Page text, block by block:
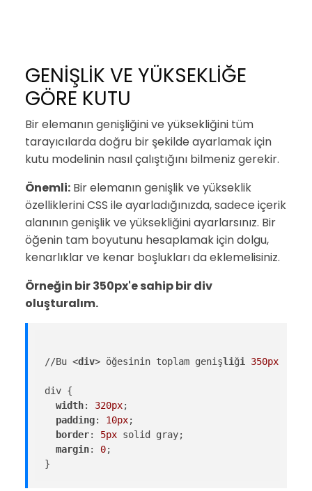
GENİŞLİK VE YÜKSEKLİĞE
GÖRE KUTU
Bir elemanın genişliğini ve yüksekliğini tüm
tarayıcılarda doğru bir şekilde ayarlamak için
kutu modelinin nasıl çalıştığını bilmeniz gerekir.
Önemli:Bir elemanın genişlik ve yükseklik
özelliklerini CSS ile ayarladığınızda, sadece içerik
alanının genişlik ve yüksekliğini ayarlarsınız. Bir
öğenin tam boyutunu hesaplamak için dolgu,
kenarlıklar ve kenar boşlukları da eklemelisiniz.
Örneğin bir 350px'e sahip bir div
oluşturalım.
//Bu <div> öğesinin toplam genişliği 350px
div {
width: 320px;
padding: 10px;
border: 5px solid gray;
margin: 0;